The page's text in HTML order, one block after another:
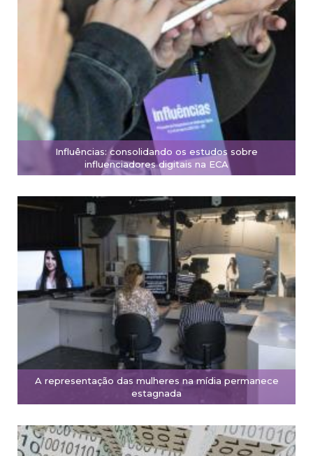
Influências: consolidando os estudos sobre
influenciadores digitais na ECA
A representação das mulheres na mídia permanece
estagnada